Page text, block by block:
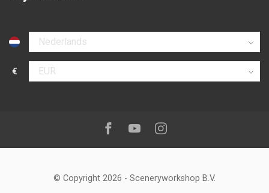
Selecteer taal
€
Selecteer valuta
Volg ons op:Facebook
YoutubeInstagram
© Copyright 2026 - Sceneryworkshop B.V.